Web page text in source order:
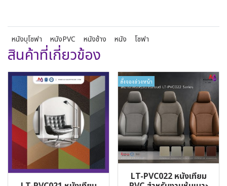
หนังบุโซฟา หนังPVC หนังช้าง หนัง โซฟา
สินค้าที่เกี่ยวข้อง
สั่งจองล่วงหน้า
LT-PVC022 หนังเทียม